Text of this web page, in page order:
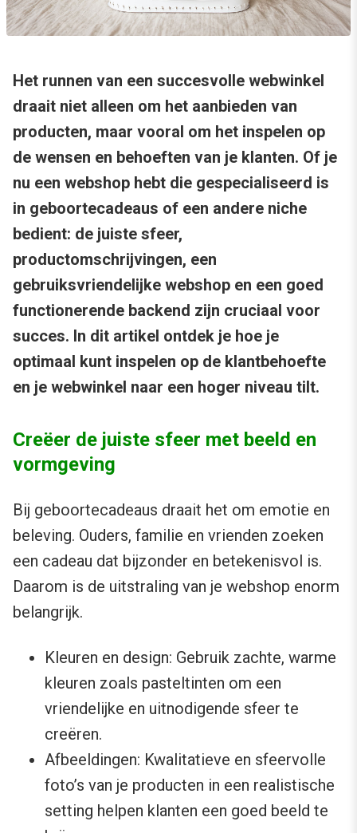
Het runnen van een succesvolle webwinkel
draait niet alleen om het aanbieden van
producten, maar vooral om het inspelen op
de wensen en behoeften van je klanten. Of je
nu een webshop hebt die gespecialiseerd is
in geboortecadeaus of een andere niche
bedient: de juiste sfeer,
productomschrijvingen, een
gebruiksvriendelijke webshop en een goed
functionerende backend zijn cruciaal voor
succes. In dit artikel ontdek je hoe je
optimaal kunt inspelen op de klantbehoefte
en je webwinkel naar een hoger niveau tilt.
Creëer de juiste sfeer met beeld en
vormgeving
Bij geboortecadeaus draait het om emotie en
beleving. Ouders, familie en vrienden zoeken
een cadeau dat bijzonder en betekenisvol is.
Daarom is de uitstraling van je webshop enorm
belangrijk.
Kleuren en design: Gebruik zachte, warme
kleuren zoals pasteltinten om een
vriendelijke en uitnodigende sfeer te
creëren.
Afbeeldingen: Kwalitatieve en sfeervolle
foto’s van je producten in een realistische
setting helpen klanten een goed beeld te